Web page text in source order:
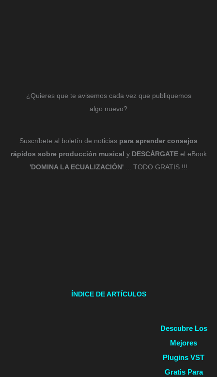
¿Quieres que te avisemos cada vez que publiquemos
algo nuevo?
Suscríbete al boletín de noticias para aprender consejos
rápidos sobre producción musical y DESCÁRGATEel eBook
'DOMINA LA ECUALIZACIÓN' ... TODO GRATIS !!!
ÍNDICE DE ARTÍCULOS
Descubre Los
Mejores
Plugins VST
Gratis Para